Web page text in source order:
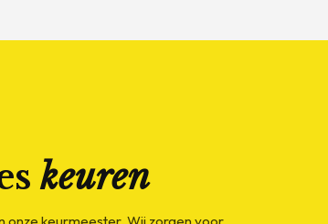
keuren